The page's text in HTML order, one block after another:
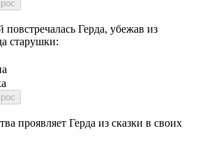
вопрос
Герда, убежав из
старушки:
вопрос
проявляет Герда из сказки в своих